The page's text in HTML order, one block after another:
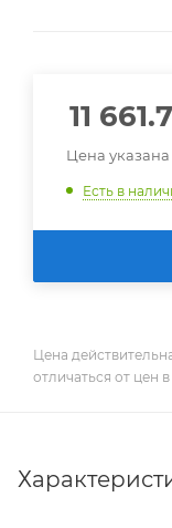
11
Цена
Есть в
Цена
отличаться от цен